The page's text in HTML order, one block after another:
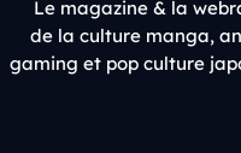
Le magazine & la
de la culture manga,
gaming et pop culture